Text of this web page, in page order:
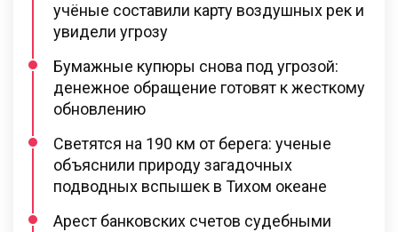
учёные составили карту воздушных рек и
увидели угрозу
Бумажные купюры снова под угрозой:
денежное обращение готовят к жесткому
обновлению
Светятся на 190 км от берега: ученые
объяснили природу загадочных
подводных вспышек в Тихом океане
Арест банковских счетов судебными